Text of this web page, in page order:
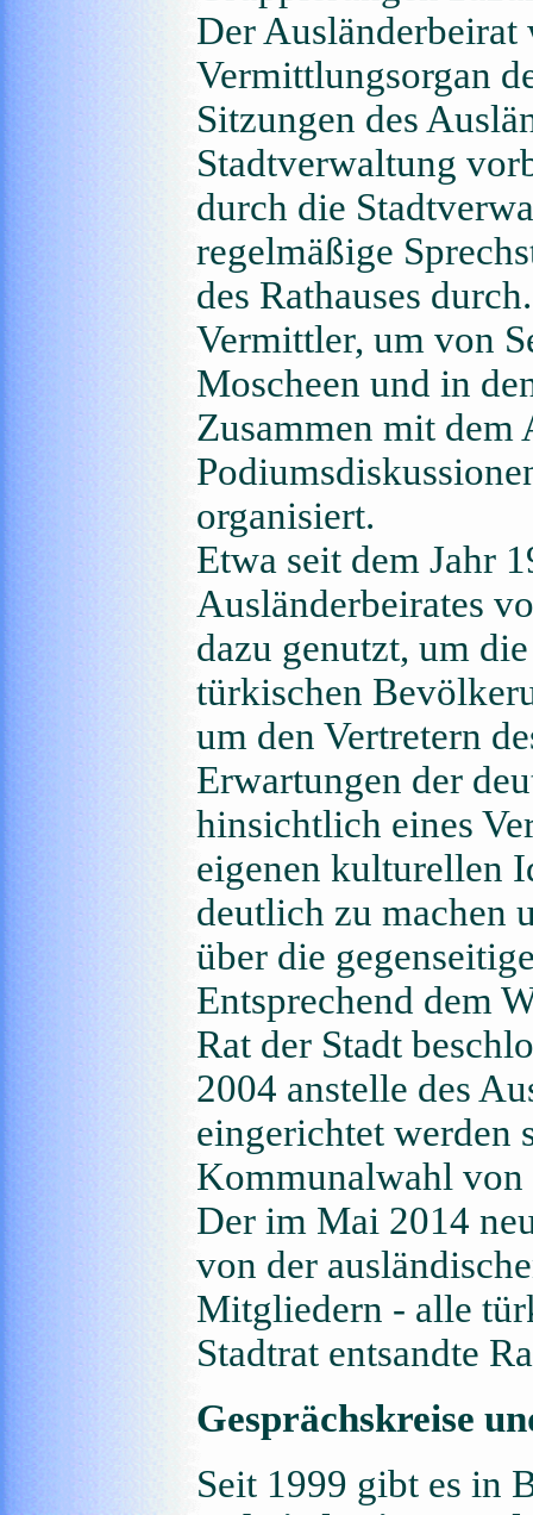
Der
Vermittlungsorgan
Sitzungen des
Stadtverwaltung
durch die
regelmäßige
des Rathauses
Vermittler, um von
Moscheen und in
Zusammen mit dem
organisiert.
Etwa seit dem Jahr
Ausländerbeirates
dazu genutzt, um
türkischen
um den Vertretern
Erwartungen der
hinsichtlich eines
eigenen kulturellen
deutlich zu machen
über die
Entsprechend dem
Rat der Stadt
2004 anstelle des
eingerichtet werden
Kommunalwahl von
Der im Mai 2014
von der
Mitgliedern - alle
Stadtrat entsandte
Gesprächskreise
Seit 1999 gibt es in